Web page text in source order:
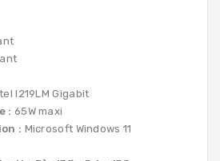
I219LM Gigabit
: 65W maxi
: Microsoft Windows 11